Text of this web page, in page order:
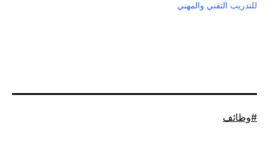
للتدريب التقني والمهني
موسوم
وظائف